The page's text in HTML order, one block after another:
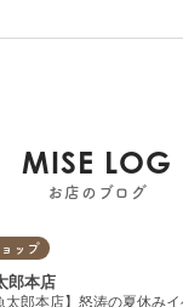
MISE LOG
お店のブログ
ップ
郎本店
太郎本店】怒涛の夏休み